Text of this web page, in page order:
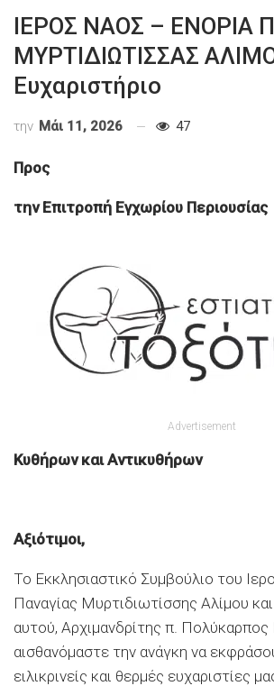
ΙΕΡΟΣ ΝΑΟΣ – ΕΝΟΡΙΑ
ΜΥΡΤΙΔΙΩΤΙΣΣΑΣ
Ευχαριστήριο
την Μάι 11, 2026 47
Προς
τηνΕπιτροπή Εγχωρίου Περιουσίας
Advertisement
Κυθήρων και Αντικυθήρων
Αξιότιμοι,
Το Εκκλησιαστικό Συμβούλιο του
Παναγίας Μυρτιδιωτίσσης Αλίμου
αυτού, Αρχιμανδρίτης π. Πολύκαρπος
αισθανόμαστε την ανάγκη να
ειλικρινείς και θερμές ευχαριστίες